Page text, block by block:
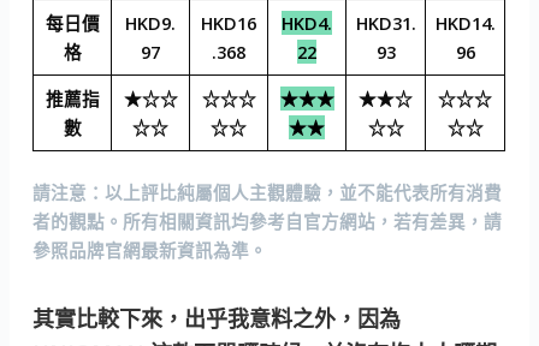
每日價
格
HKD9.
97
HKD16
.368
HKD4.
22
HKD31.
93
HKD14.
96
推薦指
數
★☆☆
☆☆
☆☆☆
☆☆
★★★
★★
★★☆
☆☆
☆☆☆
☆☆
請注意 ：以上評比純屬個人主觀體驗，並不能代表所有消費
者的觀點。所有相關資訊均參考自官方網站，若有差異，請
參照品牌官網最新資訊為準。
其實比較下來，出乎我意料之外，因為